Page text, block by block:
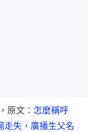
原文： 怎麼稱呼
走失，廣播生父名